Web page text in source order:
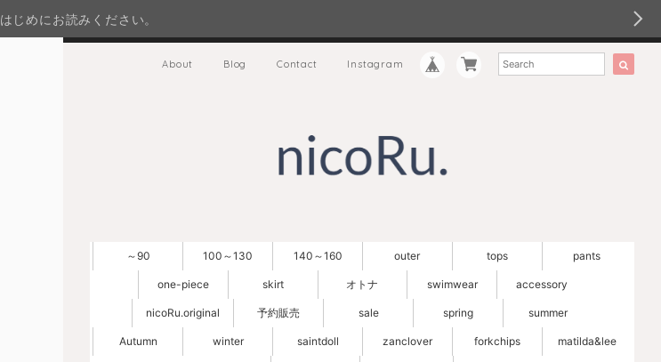
はじめにお読みください。
About Blog Contact Instagram
～90 100～130 140～160 outer tops pants
one-piece skirt オトナ swimwear accessory
nicoRu.original 予約販売 sale spring summer
Autumn winter saintdoll zanclover forkchips matilda&lee